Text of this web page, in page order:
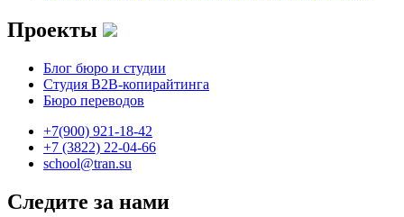
Проекты
Блог бюро и студии
Студия B2B-копирайтинга
Бюро переводов
+7(900) 921-18-42
+7 (3822) 22-04-66
school@tran.su
Следите за нами